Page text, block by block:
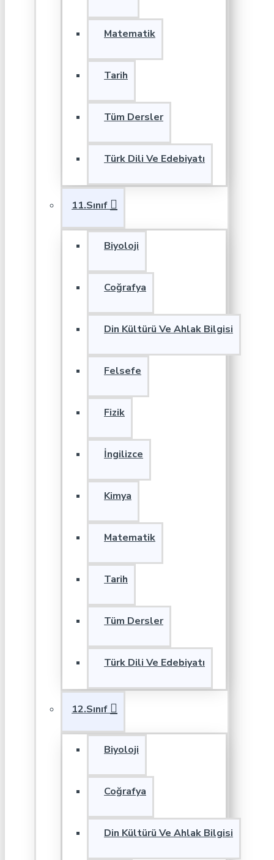
Matematik
Tarih
Tüm Dersler
Türk Dili Ve Edebiyatı
11.Sınıf
Biyoloji
Coğrafya
Din Kültürü Ve Ahlak Bilgisi
Felsefe
Fizik
İngilizce
Kimya
Matematik
Tarih
Tüm Dersler
Türk Dili Ve Edebiyatı
12.Sınıf
Biyoloji
Coğrafya
Din Kültürü Ve Ahlak Bilgisi